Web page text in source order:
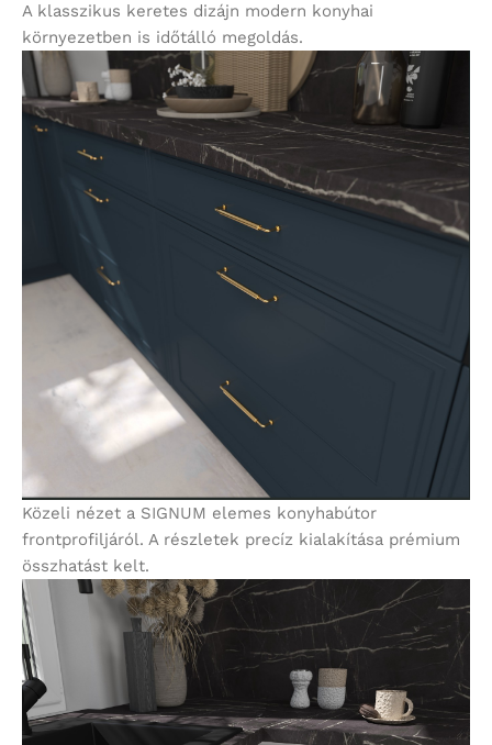
A klasszikus keretes dizájn modern konyhai
környezetben is időtálló megoldás.
Közeli nézet a SIGNUM elemes konyhabútor
frontprofiljáról. A részletek precíz kialakítása prémium
összhatást kelt.